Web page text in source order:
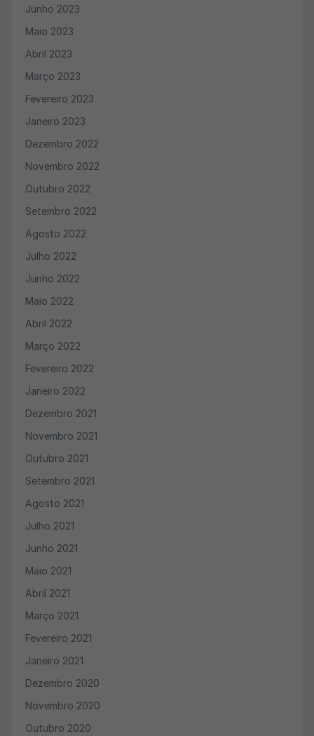
Junho 2023
Maio 2023
Abril 2023
Março 2023
Fevereiro 2023
Janeiro 2023
Dezembro 2022
Novembro 2022
Outubro 2022
Setembro 2022
Agosto 2022
Julho 2022
Junho 2022
Maio 2022
Abril 2022
Março 2022
Fevereiro 2022
Janeiro 2022
Dezembro 2021
Novembro 2021
Outubro 2021
Setembro 2021
Agosto 2021
Julho 2021
Junho 2021
Maio 2021
Abril 2021
Março 2021
Fevereiro 2021
Janeiro 2021
Dezembro 2020
Novembro 2020
Outubro 2020